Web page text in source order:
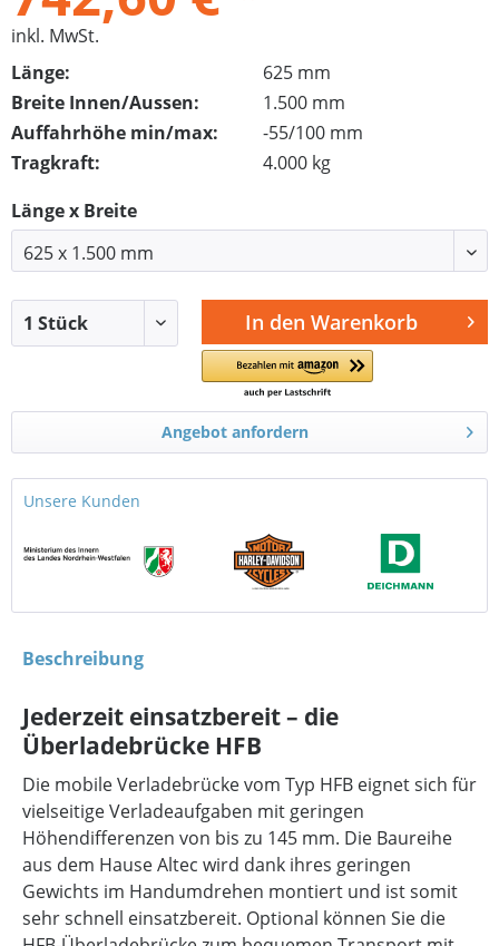
inkl. MwSt.
Länge:
625 mm
Breite Innen/Aussen:
1.500 mm
Auffahrhöhe min/max:
-55/100 mm
Tragkraft:
4.000 kg
Länge x Breite
In den Warenkorb
Angebot anfordern
Unsere Kunden
Beschreibung
Jederzeit einsatzbereit – die
Überladebrücke HFB
Die mobile Verladebrücke vom Typ HFB eignet sich für
vielseitige Verladeaufgaben mit geringen
Höhendifferenzen von bis zu 145 mm. Die Baureihe
aus dem Hause Altec wird dank ihres geringen
Gewichts im Handumdrehen montiert und ist somit
sehr schnell einsatzbereit. Optional können Sie die